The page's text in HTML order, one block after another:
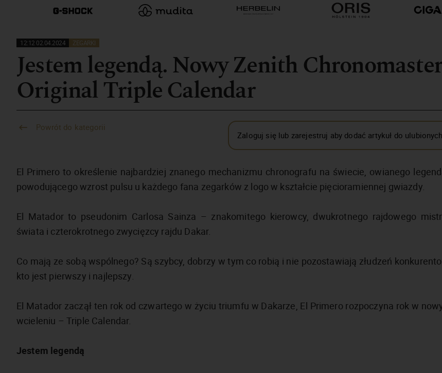
12:12 02.04.2024 ZEGARKI
Jestem legendą. Nowy Zenith
Original Triple Calendar
Powrót do kategorii
Zaloguj się lub zarejestruj aby dodać artykuł do ulubionych
El Primero to określenie najbardziej znanego mechanizmu chronografu na świecie, owianego
powodującego wzrost pulsu u każdego fana zegarków z logo w kształcie pięcioramiennej gwiazdy.
El Matador to pseudonim Carlosa Sainza – znakomitego kierowcy, dwukrotnego rajdowego
świata i czterokrotnego zwycięzcy rajdu Dakar.
Co mają ze sobą wspólnego? Są szybcy, dobrzy w tym co robią i nie pozostawiają złudzeń
kto jest pierwszy i najlepszy.
El Matador zaczął ten rok od czwartego w życiu triumfu w Dakarze, El Primero rozpoczyna rok w
wcieleniu – Triple Calendar.
Jestem legendą